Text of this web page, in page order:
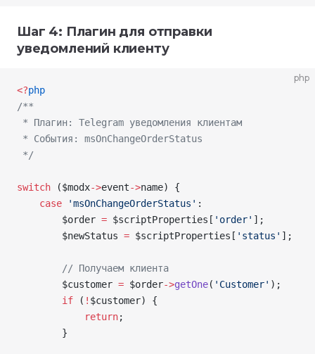
Шаг 4: Плагин для отправки
уведомлений клиенту
php
<?php
/**
* Плагин: Telegram уведомления клиентам
* События: msOnChangeOrderStatus
*/
switch ($modx->event->name) {
    case
'msOnChangeOrderStatus' :
        $order
= $scriptProperties [ 'order' ];
        $newStatus
= $scriptProperties [ 'status' ];
        // Получаем клиента
        $customer
= $order->getOne( 'Customer' );
        if
( ! $customer) {
            return
;
        }